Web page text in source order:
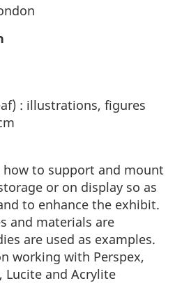
: illustrations, figures
to support and mount
or on display so as
to enhance the exhibit.
and materials are
are used as examples.
working with Perspex,
Lucite and Acrylite